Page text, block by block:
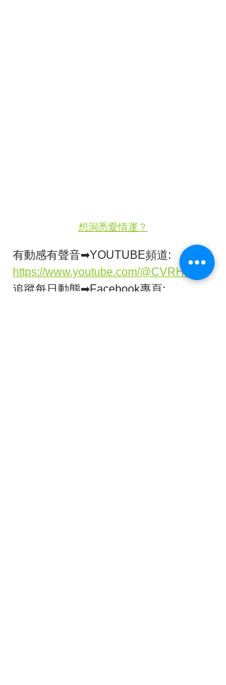
想洞悉愛情運？
有動感有聲音➡YOUTUBE頻道:
https://www.youtube.com/@CVRHK
追蹤每日動態➡Facebook專頁: